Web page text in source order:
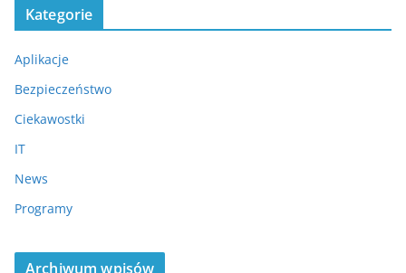
Kategorie
Aplikacje
Bezpieczeństwo
Ciekawostki
IT
News
Programy
Archiwum wpisów